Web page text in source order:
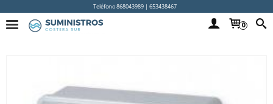
Teléfono 868043989 | 653438467
0